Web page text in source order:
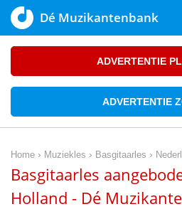
Dé Muzikantenbank
ADVERTENTIE
ADVERTENTIE
Home › Muziekles › Basgitaarles ›
Basgitaarles
Holland - Dé